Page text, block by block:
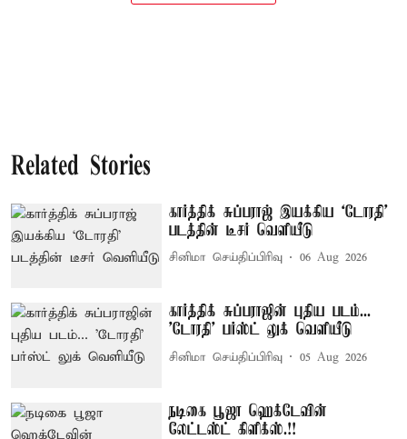
Related Stories
கார்த்திக் சுப்பராஜ் இயக்கிய `டோரதி'
படத்தின் டீசர் வெளியீடு
சினிமா செய்திப்பிரிவு 06 Aug 2026
கார்த்திக் சுப்பராஜின் புதிய படம்...
'டோரதி' பர்ஸ்ட் லுக் வெளியீடு
சினிமா செய்திப்பிரிவு 05 Aug 2026
நடிகை பூஜா ஹெக்டேவின்
லேட்டஸ்ட் கிளிக்ஸ்.!!